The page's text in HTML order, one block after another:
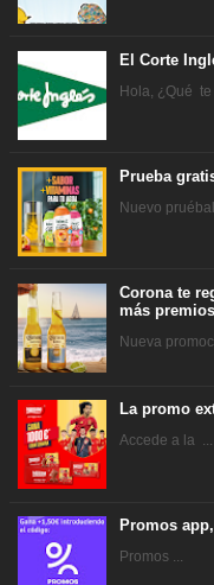
El Corte
Hola, ¿Qué te
Prueba
Nuevo
Corona te
más premios
Nueva
La promo
Accede a la ...
Promos
Promos ...